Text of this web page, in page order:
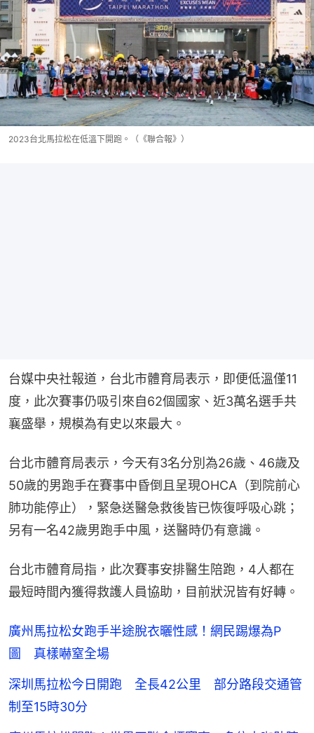
2023台北馬拉松在低溫下開跑。（《聯合報》）
台媒中央社報道，台北市體育局表示，即便低溫僅11
度，此次賽事仍吸引來自62個國家、近3萬名選手共
襄盛舉，規模為有史以來最大。
台北市體育局表示，今天有3名分別為26歲、46歲及
50歲的男跑手在賽事中昏倒且呈現OHCA（到院前心
肺功能停止），緊急送醫急救後皆已恢復呼吸心跳；
另有一名42歲男跑手中風，送醫時仍有意識。
台北市體育局指，此次賽事安排醫生陪跑，4人都在
最短時間內獲得救護人員協助，目前狀況皆有好轉。
廣州馬拉松女跑手半途脫衣曬性感！網民踢爆為P
圖 真樣嚇窒全場
深圳馬拉松今日開跑 全長42公里 部分路段交通管
制至15時30分